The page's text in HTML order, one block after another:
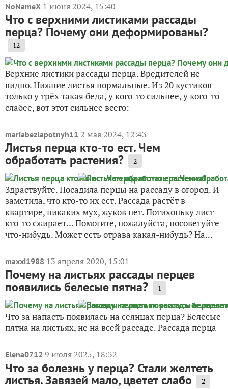
NoNameX 1 июня 2024, 15:40
Что с верхними листиками рассады
перца? Почему они деформированы?
12
Верхние листики рассады перца. Вредителей не
видно. Нижние листья нормальные. Из 20 кустиков
только у трёх такая беда, у кого-то сильнее, у кого-то
слабее, вот этот сильнее всего:
mariabezlapotnyh11 2 мая 2024, 12:43
Листья перца кто-то ест. Чем
обработать растения? 2
Здраствуйте. Посадила перцы на рассаду в огород. И
заметила, что кто-то их ест. Рассада растёт в
квартире, никаких мух, жуков нет. Потихоньку лист
кто-то сжирает… Помогите, пожалуйста, посоветуйте
что-нибудь. Может есть отрава какая-нибудь? На...
maxxi1988 13 апреля 2020, 15:01
Почему на листьях рассады перцев
появились белесые пятна? 1
Что за напасть появилась на сеянцах перца? Белесые
пятна на листьях, не на всей рассаде. Рассада перца
Elena0712 9 июля 2025, 18:32
Что за болезнь у перца? Стали желтеть
листья. Завязей мало, цветет слабо 2